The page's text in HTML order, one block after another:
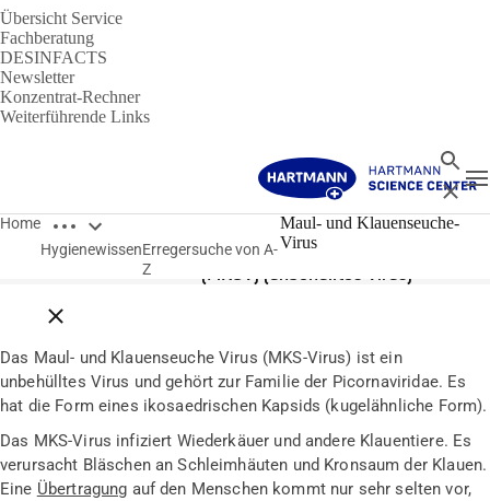
Übersicht Service
Fachberatung
DESINFACTS
Newsletter
Konzentrat-Rechner
Weiterführende Links
Suche
Home Breadcrumbs öffnen
Breadcrumbs schließen
HygienewissenErregersuche von A-
Z
Maul- und Klauenseuche-
Virus
Erreger
Maul- und Klauenseuche-Virus
(MKSV) (unbehülltes Virus)
Das Maul- und Klauenseuche Virus (MKS-Virus) ist ein
unbehülltes Virus und gehört zur Familie der Picornaviridae. Es
hat die Form eines ikosaedrischen Kapsids (kugelähnliche Form).
Das MKS-Virus infiziert Wiederkäuer und andere Klauentiere. Es
verursacht Bläschen an Schleimhäuten und Kronsaum der Klauen.
Eine Übertragung auf den Menschen kommt nur sehr selten vor,